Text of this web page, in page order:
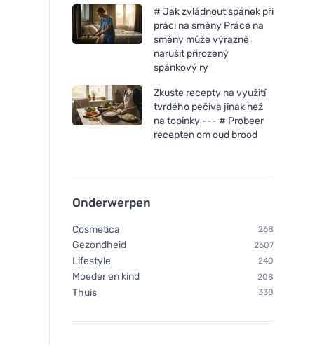
# Jak zvládnout spánek při
práci na směny Práce na
směny může výrazně
narušit přirozený
spánkový ry
Zkuste recepty na využití
tvrdého pečiva jinak než
na topinky --- # Probeer
recepten om oud brood
Onderwerpen
Cosmetica 268
Gezondheid 2607
Lifestyle 240
Moeder en kind 208
Thuis 338